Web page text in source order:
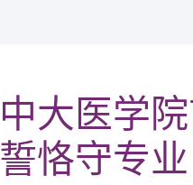
中大医学
誓恪守专业